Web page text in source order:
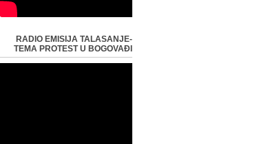
RADIO EMISIJA TALASANJE-
TEMA PROTEST U BOGOVAĐI